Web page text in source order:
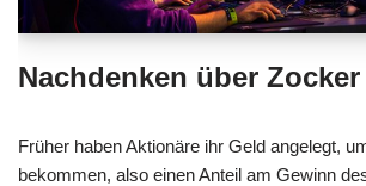
Nachdenken über Zocker
Früher haben Aktionäre ihr Geld angelegt,
bekommen, also einen Anteil am Gewinn